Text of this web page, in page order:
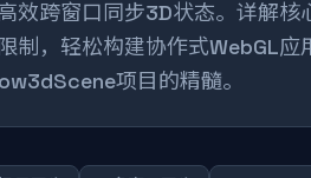
效跨窗口同步3D状态。详解核
制，轻松构建协作式WebGL应
项目的精髓。